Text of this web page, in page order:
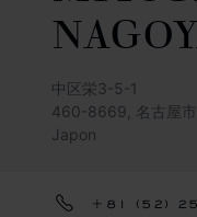
中区栄3-5-1
460-8669, 名古屋市
Japon
+81 (52)